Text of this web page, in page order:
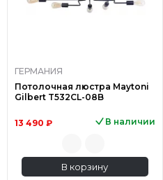
ГЕРМАНИЯ
Потолочная люстра Maytoni
Gilbert T532CL-08B
13 490 ₽ В наличии
В корзину